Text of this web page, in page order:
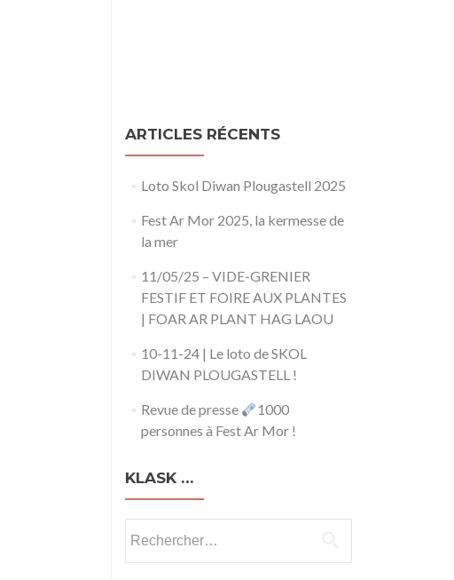
ARTICLES RÉCENTS
Loto Skol Diwan Plougastell 2025
Fest Ar Mor 2025, la kermesse de
la mer
11/05/25 – VIDE-GRENIER
FESTIF ET FOIRE AUX PLANTES
| FOAR AR PLANT HAG LAOU
10-11-24 | Le loto de SKOL
DIWAN PLOUGASTELL !
Revue de presse
1000
personnes à Fest Ar Mor !
KLASK …